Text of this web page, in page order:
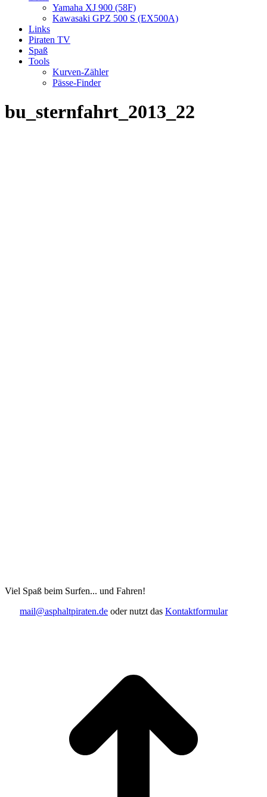
Yamaha XJ 900 (58F)
Kawasaki GPZ 500 S (EX500A)
Links
Piraten TV
Spaß
Tools
Kurven-Zähler
Pässe-Finder
bu_sternfahrt_2013_22
Viel Spaß beim Surfen... und Fahren!
mail@asphaltpiraten.de oder nutzt das Kontaktformular